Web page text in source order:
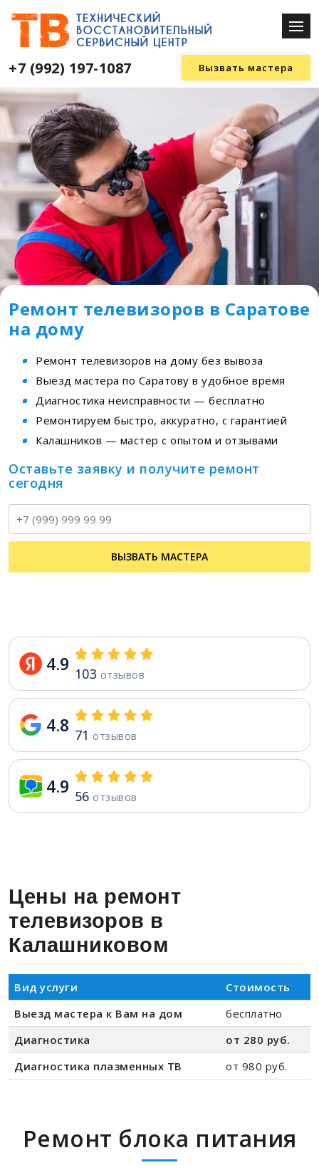
+7 (992) 197-1087 Вызвать мастера
Ремонт телевизоров в Саратове
на дому
Ремонт телевизоров на дому без вывоза
Выезд мастера по Саратову в удобное время
Диагностика неисправности — бесплатно
Ремонтируем быстро, аккуратно, с гарантией
Калашников — мастер с опытом и отзывами
Оставьте заявку и получите ремонт
сегодня
ВЫЗВАТЬ МАСТЕРА
4.9 103 отзывов
4.8 71 отзывов
4.9 56 отзывов
Цены на ремонт
телевизоров в
Калашниковом
Вид услуги
Стоимость
Выезд мастера к Вам на дом
бесплатно
Диагностика
от 280 руб.
Диагностика плазменных ТВ
от 980 руб.
Ремонт блока питания